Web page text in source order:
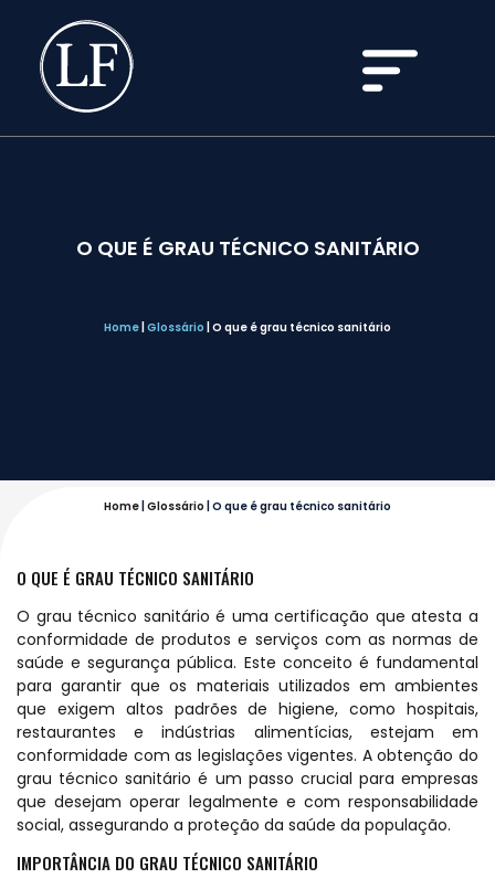
O QUE É GRAU TÉCNICO SANITÁRIO
Home Glossário O que é grau técnico sanitário
Home Glossário O que é grau técnico sanitário
O QUE É GRAU TÉCNICO SANITÁRIO
O grau técnico sanitário é uma certificação que atesta a
conformidade de produtos e serviços com as normas de
saúde e segurança pública. Este conceito é fundamental
para garantir que os materiais utilizados em ambientes
que exigem altos padrões de higiene, como hospitais,
restaurantes e indústrias alimentícias, estejam em
conformidade com as legislações vigentes. A obtenção do
grau técnico sanitário é um passo crucial para empresas
que desejam operar legalmente e com responsabilidade
social, assegurando a proteção da saúde da população.
IMPORTÂNCIA DO GRAU TÉCNICO SANITÁRIO